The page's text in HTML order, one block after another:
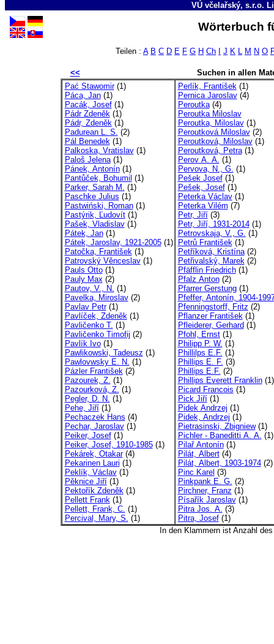
VÚ včelařský, s.r.o.
Wörterbuch
Teilen : A B C D E F G H Ch J K L M N O
<<
Suchen in allen
Pać Stawomir(1)
Páca, Jan(1)
Pacák, Josef(1)
Pádr Zdeněk(1)
Pádr, Zdeněk(1)
Padurean L. S. (2)
Pál Benedek(1)
Palkoska, Vratislav(1)
Paloš Jelena(1)
Pánek, Antonín(1)
Pantůček, Bohumil (1)
Parker, Sarah M. (1)
Paschke Julius (1)
Pastwiński, Roman(1)
Pastýrik, Ľudovít(1)
Pašek, Vladislav(1)
Pátek, Jan(1)
Pátek, Jaroslav, 1921-2005(1)
Patočka, František(1)
Patrovský Věnceslav(1)
Pauls Otto(1)
Pauly Max(2)
Pautov, V., N. (1)
Pavelka, Miroslav(2)
Pavlav Petr(1)
Pavlíček, Zdeněk(1)
Pavličenko T. (1)
Pavličenko Timofij (2)
Pavlík Ivo(1)
Pawlikowski, Tadeusz (1)
Pawlovwsky E. N. (1)
Pázler František(2)
Pazourek, Z. (1)
Pazourková, Z. (1)
Pegler, D. N. (1)
Pehe, Jiří(1)
Pechaczek Hans (4)
Pechar, Jaroslav(1)
Peiker, Josef(1)
Peiker, Josef, 1910-1985(1)
Pekárek, Otakar(4)
Pekarinen Lauri (1)
Peklík, Václav(1)
Pěknice Jiří(1)
Pektořík Zdeněk(1)
Pellett Frank(1)
Pellett, Frank, C. (1)
Percival, Mary, S. (1)
Perlík, František(1)
Pernica Jaroslav(4)
Peroutka(4)
Peroutka Miloslav
Peroutka, Miloslav(1)
Peroutková Miloslav(2)
Peroutková, Miloslav(1)
Peroutková, Petra(1)
Perov A. A. (1)
Pervova, N., G. (1)
Pešek Josef(1)
Pešek, Josef(1)
Peterka Václav(1)
Peterka Vilém (7)
Petr, Jiří(3)
Petr, Jiří, 1931-2014(1)
Petrovskaja, V., G. (1)
Petrů František(1)
Petříková, Kristína(2)
Petřivalský, Marek(2)
Pfäfflin Friedrich(1)
Pfalz Anton(2)
Pfarrer Gerstung(1)
Pfeffer, Antonín, 1904-
Pfenningstorff, Fritz (2)
Pflanzer František(1)
Pfleiderer, Gerhard (1)
Pfohl, Ernst(1)
Philipp P. W. (1)
Phillilps E.F. (1)
Phillips E. F. (3)
Phillips E.F. (2)
Phillips Everett Franklin(1)
Picard Francois (1)
Pick Jiří(1)
Pidek Andrzej (1)
Pidek, Andrzej (1)
Pietrasinski, Zbigniew(1)
Pichler - Baneditti A. A. (1)
Pilař Antonín(1)
Pilát, Albert(4)
Pilát, Albert, 1903-1974(2)
Pinc Karel (3)
Pinkpank E. G. (2)
Pirchner, Franz (1)
Písařík Jaroslav(1)
Pitra Jos. A. (3)
Pitra, Josef(1)
In den Klammern ist Anzahl